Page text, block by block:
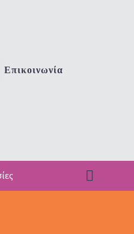
Επικοινωνία